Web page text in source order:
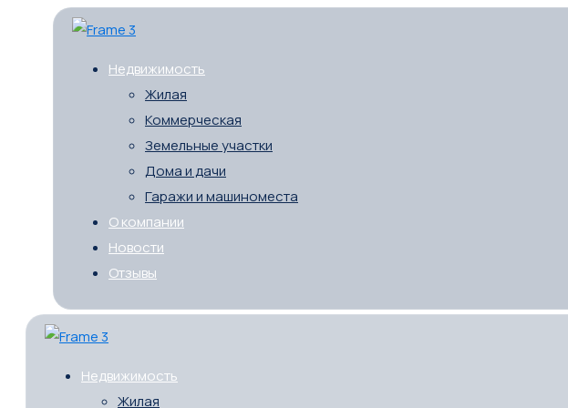
Недвижимость
Жилая
Коммерческая
Земельные участки
Дома и дачи
Гаражи и машиноместа
О компании
Новости
Отзывы
Недвижимость
Жилая